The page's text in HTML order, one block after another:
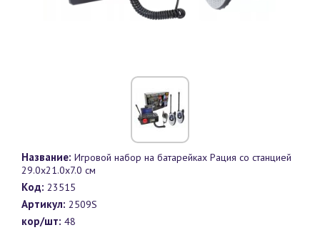
Название: Игровой набор на батарейках Рация со станцией
29.0х21.0х7.0 см
Код: 23515
Артикул: 2509S
кор/шт: 48